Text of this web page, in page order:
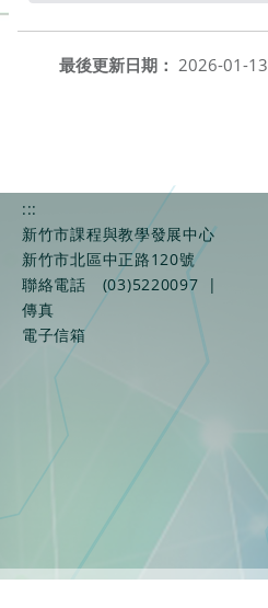
最後更新日期： 2026-01-13
:::
新竹市課程與教學發展中心
新竹市北區中正路120號
聯絡電話
(03)5220097
|
傳真
電子信箱